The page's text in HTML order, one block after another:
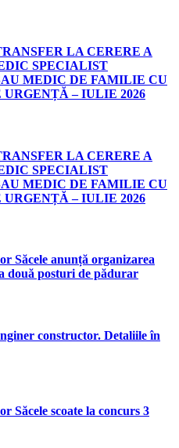
LA CERERE A
SPECIALIST
MEDIC DE FAMILIE CU
– IULIE 2026
LA CERERE A
SPECIALIST
MEDIC DE FAMILIE CU
– IULIE 2026
Săcele anunță organizarea
două posturi de pădurar
constructor. Detaliile în
Săcele scoate la concurs 3